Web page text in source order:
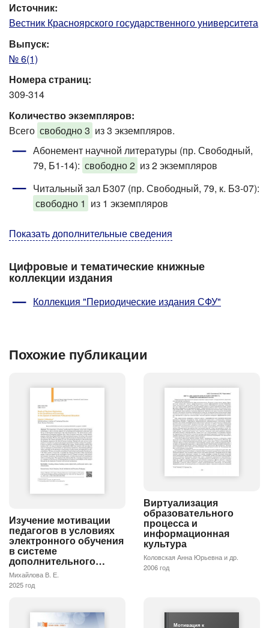
Источник:
Вестник Красноярского государственного университета
Выпуск:
№ 6(1)
Номера страниц:
309-314
Количество экземпляров:
Всего свободно 3 из 3 экземпляров.
Абонемент научной литературы (пр. Свободный,
79, Б1-14): свободно 2 из 2 экземпляров
Читальный зал Б307 (пр. Свободный, 79, к. Б3-07):
свободно 1 из 1 экземпляров
Показать дополнительные сведения
Цифровые и тематические книжные
коллекции издания
Коллекция "Периодические издания СФУ"
Похожие публикации
Изучение мотивации
педагогов в условиях
электронного обучения
в системе
дополнительного…
Михайлова В. Е.
2025 год
Виртуализация
образовательного
процесса и
информационная
культура
Коловская Анна Юрьевна и др.
2006 год
Мотивация к